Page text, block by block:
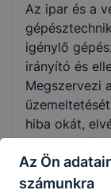
Az ipar és a
igénylő
irányító és
Megszervezi
hiba okát,
a gépelemek,
Az Ön
számunkra